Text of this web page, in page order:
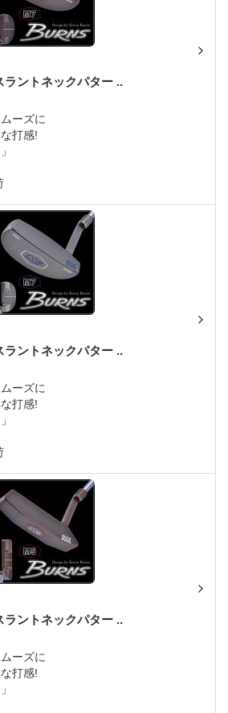
ントネックパター ..
ーズに
打感!
ントネックパター ..
ーズに
打感!
ントネックパター ..
ーズに
打感!